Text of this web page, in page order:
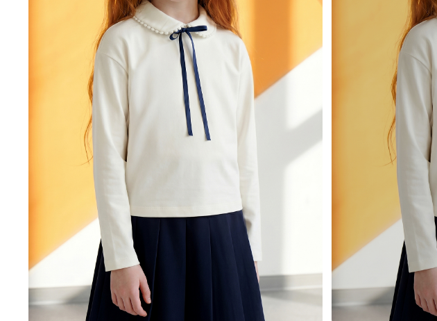
Джинсы
Домашняя одежда
Лонгсливы
Нижнее бельё
Пиджаки, жилеты и жакеты
Пижамы
Одежда для дома
Спортивные костюмы
Толстовки, свитшоты и худи